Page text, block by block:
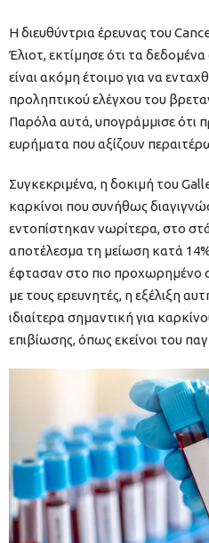
Η διευθύντρια έρευνας του
Έλιοτ, εκτίμησε ότι τα
είναι ακόμη έτοιμο για να
προληπτικού ελέγχου του
Παρόλα αυτά, υπογράμμισε ότι
ευρήματα που αξίζουν
Συγκεκριμένα, η δοκιμή του
καρκίνοι που συνήθως
εντοπίστηκαν νωρίτερα, στο
αποτέλεσμα τη μείωση κατά
έφτασαν στο πιο προχωρημένο
με τους ερευνητές, η εξέλιξη
ιδιαίτερα σημαντική για
επιβίωσης, όπως εκείνοι του